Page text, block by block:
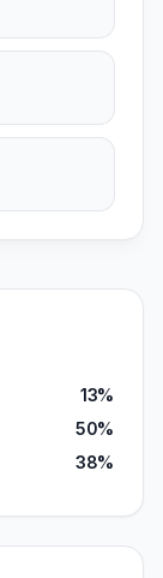
13%
50%
38%